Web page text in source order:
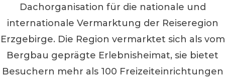
Dachorganisation für die nationale und
internationale Vermarktung der Reiseregion
Erzgebirge. Die Region vermarktet sich als vom
Bergbau geprägte Erlebnisheimat, sie bietet
Besuchern mehr als 100 Freizeiteinrichtungen